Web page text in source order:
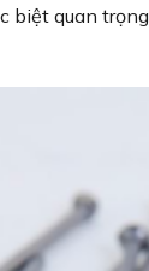
quan